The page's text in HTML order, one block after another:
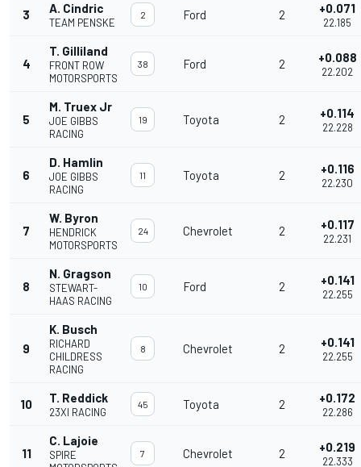
3 A. Cindric
TEAM PENSKE
2 Ford 2 +0.071
22.185
4
T. Gilliland
FRONT ROW
MOTORSPORTS
38 Ford 2 +0.088
22.202
5
M. Truex Jr
JOE GIBBS
RACING
19 Toyota 2 +0.114
22.228
6
D. Hamlin
JOE GIBBS
RACING
11 Toyota 2 +0.116
22.230
7
W. Byron
HENDRICK
MOTORSPORTS
24 Chevrolet 2 +0.117
22.231
8
N. Gragson
STEWART-
HAAS RACING
10 Ford 2 +0.141
22.255
9
K. Busch
RICHARD
CHILDRESS
RACING
8 Chevrolet 2 +0.141
22.255
10 T. Reddick
23XI RACING
45 Toyota 2 +0.172
22.286
11
C. Lajoie
SPIRE
7 Chevrolet 2 +0.219
22.333